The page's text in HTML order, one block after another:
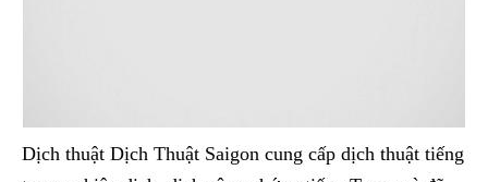
Dịch thuật Dịch Thuật Saigon cung cấp dịch thuật tiếng